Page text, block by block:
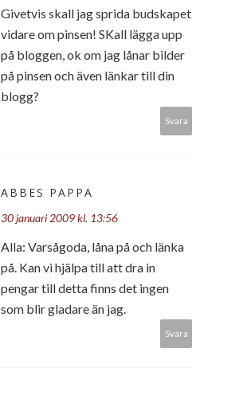
Givetvis skall jag sprida budskapet
vidare om pinsen! SKall lägga upp
på bloggen, ok om jag lånar bilder
på pinsen och även länkar till din
blogg?
Svara
ABBES PAPPA
30 januari 2009 kl. 13:56
Alla: Varsågoda, låna på och länka
på. Kan vi hjälpa till att dra in
pengar till detta finns det ingen
som blir gladare än jag.
Svara